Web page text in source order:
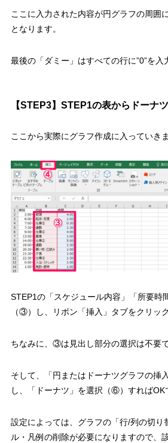
ここに入力された内容が円グラフの周囲
となります。
最後の「ダミー」はすべての行に”0”を入
【STEP3】STEP1の表からドーナ
ここから実際にグラフ作成に入っていきま
STEP1の「スケジュール内容」「所要時
（③）
し、 リボン「挿入」タブをクリッ
ちなみに、③は見出し部分の選択は不要で
そして、
「円またはドーナツグラフの挿
し、
「ドーナツ」を選択（⑥） すればOK
設定によっては、グラフの「行/列の切り
ル・凡例の削除が必要になりますので、